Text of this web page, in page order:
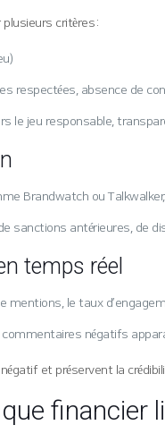
critères :
respectées, absence de
le jeu responsable,
Brandwatch ou
sanctions antérieures, de
temps réel
mentions, le taux
commentaires négatifs
et préservent la
financier